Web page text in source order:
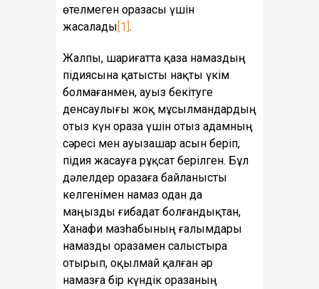
өтелмеген оразасы үшін
жасалады[1].
Жалпы, шариғатта қаза намаздың
підиясына қатысты нақты үкім
болмағанмен, ауыз бекітуге
денсаулығы жоқ мұсылмандардың
отыз күн ораза үшін отыз адамның
сәресі мен ауызашар асын беріп,
підия жасауға рұқсат берілген. Бұл
дәлелдер оразаға байланысты
келгенімен намаз одан да
маңызды ғибадат болғандықтан,
Ханафи мазһабының ғалымдары
намазды оразамен салыстыра
отырып, оқылмай қалған әр
намазға бір күндік оразаның